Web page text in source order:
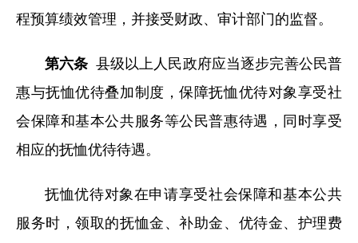
程预算绩效管理，并接受财政、审计部门的监督。
第六条 县级以上人民政府应当逐步完善公民普
惠与抚恤优待叠加制度，保障抚恤优待对象享受社
会保障和基本公共服务等公民普惠待遇，同时享受
相应的抚恤优待待遇。
抚恤优待对象在申请享受社会保障和基本公共
服务时，领取的抚恤金、补助金、优待金、护理费